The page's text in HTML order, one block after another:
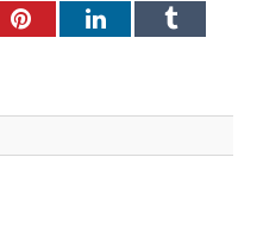
PinterestLinkedInTumblr